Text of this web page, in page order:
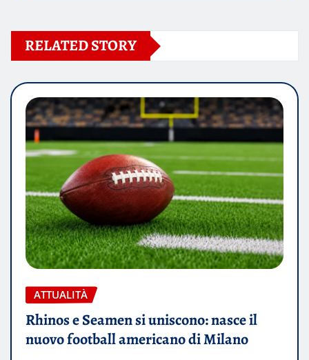
RELATED STORY
ATTUALITÀ
Rhinos e Seamen si uniscono: nasce il
nuovo football americano di Milano